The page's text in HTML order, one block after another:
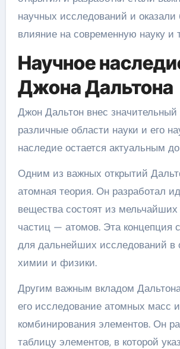
научных исследований и
влияние на современную науку и
Научное
Джона Дальтона
Джон Дальтон внес значительный
различные области науки и его
наследие остается актуальным
Одним из важных открытий
атомная теория. Он разработал
вещества состоят из
частиц — атомов. Эта концепция
для дальнейших исследований в
химии и физики.
Другим важным вкладом
его исследование атомных масс и
комбинирования элементов. Он
таблицу элементов, в которой